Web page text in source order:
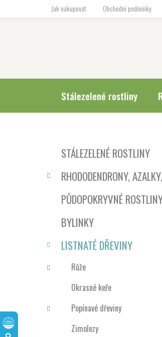
Jak nakupovat Obchodní podmínky
Stálezelené rostliny
Přeskočit
kategorie
e
STÁLEZELENÉ ROSTLINY
RHODODENDRONY,
PŮDOPOKRYVNÉ
BYLINKY
LISTNATÉ DŘEVINY
Růže
Okrasné keře
Popínavé dřeviny
Zimolezy